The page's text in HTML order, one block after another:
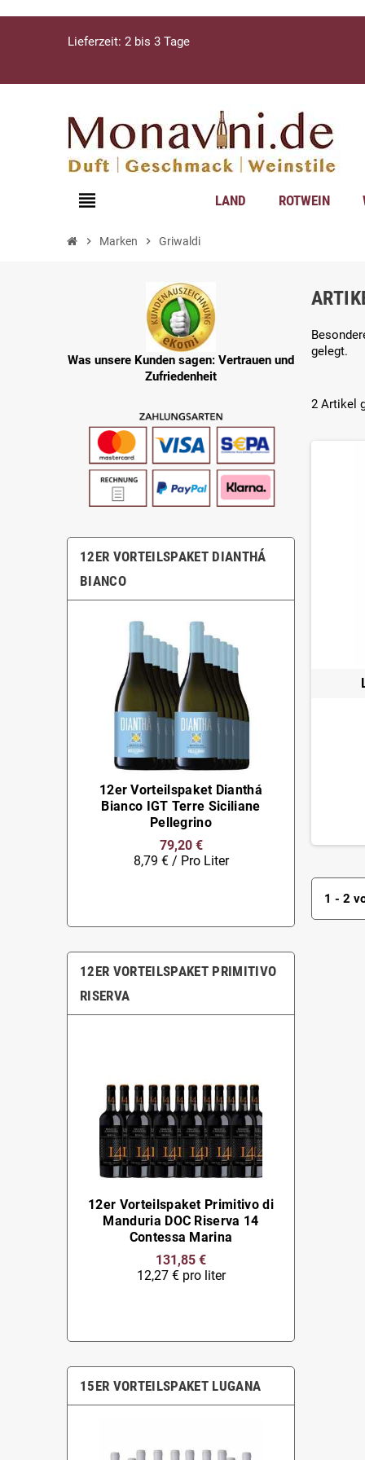
Lieferzeit: 2 bis 3 Tage
view_headline LAND ROTWEIN
chevron_right Marken chevron_right Griwaldi
Was unsere Kunden sagen: Vertrauen und
Zufriedenheit
12ER VORTEILSPAKET DIANTHÁ
BIANCO
12er Vorteilspaket Dianthá
Bianco IGT Terre Siciliane
Pellegrino
79,20 €
8,79 € / Pro Liter
12ER VORTEILSPAKET PRIMITIVO
RISERVA
12er Vorteilspaket Primitivo di
Manduria DOC Riserva 14
Contessa Marina
131,85 €
12,27 € pro liter
15ER VORTEILSPAKET LUGANA
gelegt.
2 Artikel
1 - 2